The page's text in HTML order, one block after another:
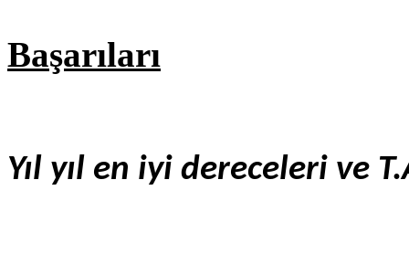
Başarıları
Yıl yıl en iyi dereceleri ve